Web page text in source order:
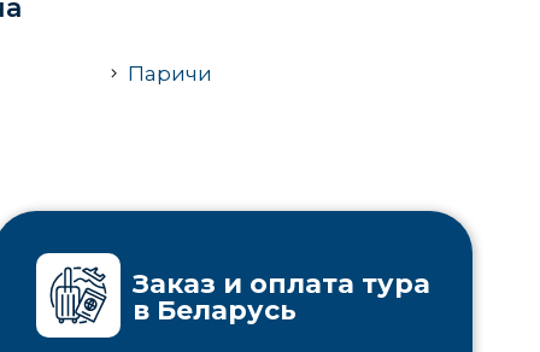
Паричи
Заказ и оплата тура
в Беларусь